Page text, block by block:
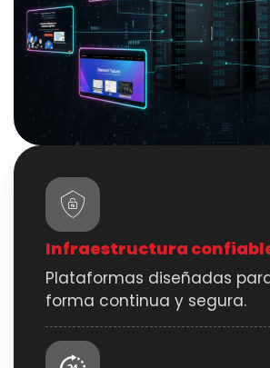
Infraestructura
Plataformas diseñadas
forma continua y segura.